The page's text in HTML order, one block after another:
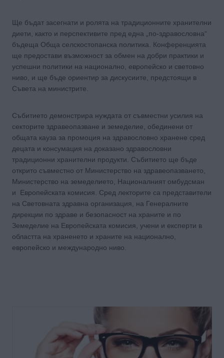
Ще бъдат засегнати и ролята на традиционните хранителни
диети, както и перспективите пред една „по-здравословна“
бъдеща Обща селскостопанска политика. Конференцията
ще предостави възможност за обмен на добри практики и
успешни политики на национално, европейско и световно
ниво, и ще бъде ориентир за дискусиите, предстоящи в
Съвета на министрите.
Събитието демонстрира нуждата от съвместни усилия на
секторите здравеопазване и земеделие, обединени от
общата кауза за промоция на здравословно хранене сред
децата и консумация на доказано здравословни
традиционни хранителни продукти. Събитието ще бъде
открито съвместно от Министерство на здравеопазването,
Министерство на земеделието, Националният омбудсман
и Европейската комисия. Сред лекторите са представители
на Световната здравна организация, на Генералните
дирекции по здраве и безопасност на храните и по
Земеделие на Европейската комисия, учени и експерти в
областта на храненето и храните на национално,
европейско и международно ниво.